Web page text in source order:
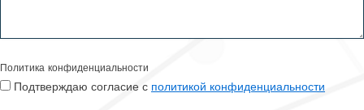
Политика конфиденциальности
Подтверждаю согласие с политикой конфиденциальности